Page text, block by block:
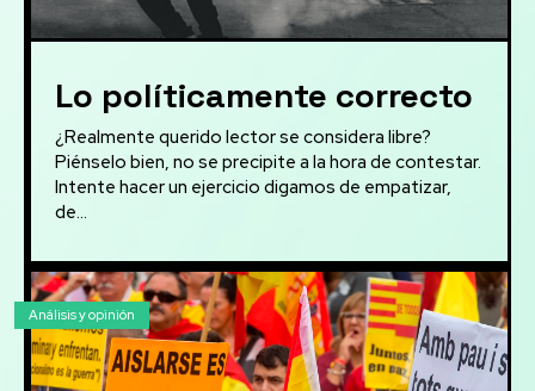
Lo políticamente correcto
¿Realmente querido lector se considera libre?
Piénselo bien, no se precipite a la hora de contestar.
Intente hacer un ejercicio digamos de empatizar,
de...
Análisis y opinión